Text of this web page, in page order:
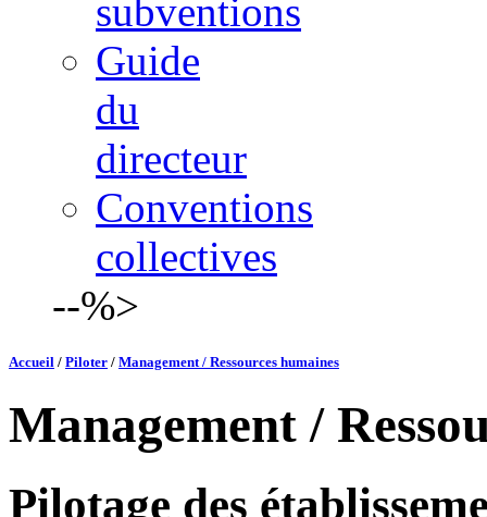
subventions
Guide
du
directeur
Conventions
collectives
--%>
Accueil / Piloter / Management / Ressources humaines
Management /
Pilotage des